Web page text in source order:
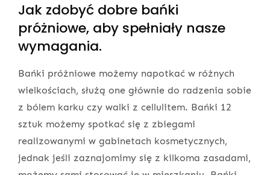
Jak zdobyć dobre bańki
próżniowe, aby spełniały nasze
wymagania.
Bańki próżniowe możemy napotkać w różnych
wielkościach, służą one głównie do radzenia sobie
z bólem karku czy walki z cellulitem. Bańki 12
sztuk możemy spotkać się z zbiegami
realizowanymi w gabinetach kosmetycznych,
jednak jeśli zaznajomimy się z kilkoma zasadami,